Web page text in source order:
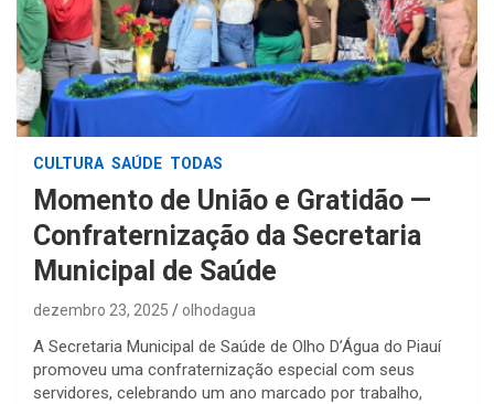
CULTURA SAÚDE TODAS
Momento de União e Gratidão —
Confraternização da Secretaria
Municipal de Saúde
dezembro 23, 2025 olhodagua
A Secretaria Municipal de Saúde de Olho D’Água do Piauí
promoveu uma confraternização especial com seus
servidores, celebrando um ano marcado por trabalho,